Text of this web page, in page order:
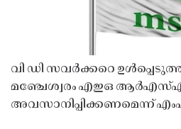
വി ഡി സവർക്കറെ
മഞ്ചേശ്വരം എഇഒ
അവസാനിപ്പിക്കണമെന്ന്